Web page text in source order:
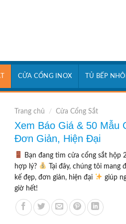
CỬA CỔNG INOX TỦ BẾP
Trang chủ / Cửa Cổng Sắt
Xem Báo Giá & 50 Mẫu
Đơn Giản, Hiện Đại
Bạn đang tìm cửa cổng sắt hộp
hợp lý?
Tại đây, chúng tôi
kế đẹp, đơn giản, hiện đại
giúp
giờ hết!